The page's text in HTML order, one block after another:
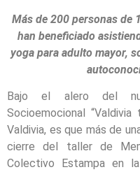
Más de 200 personas de
han beneficiado
yoga para adulto mayor,
Bajo el alero del
Socioemocional
Valdivia, es que más de
cierre del taller de
Colectivo Estampa en